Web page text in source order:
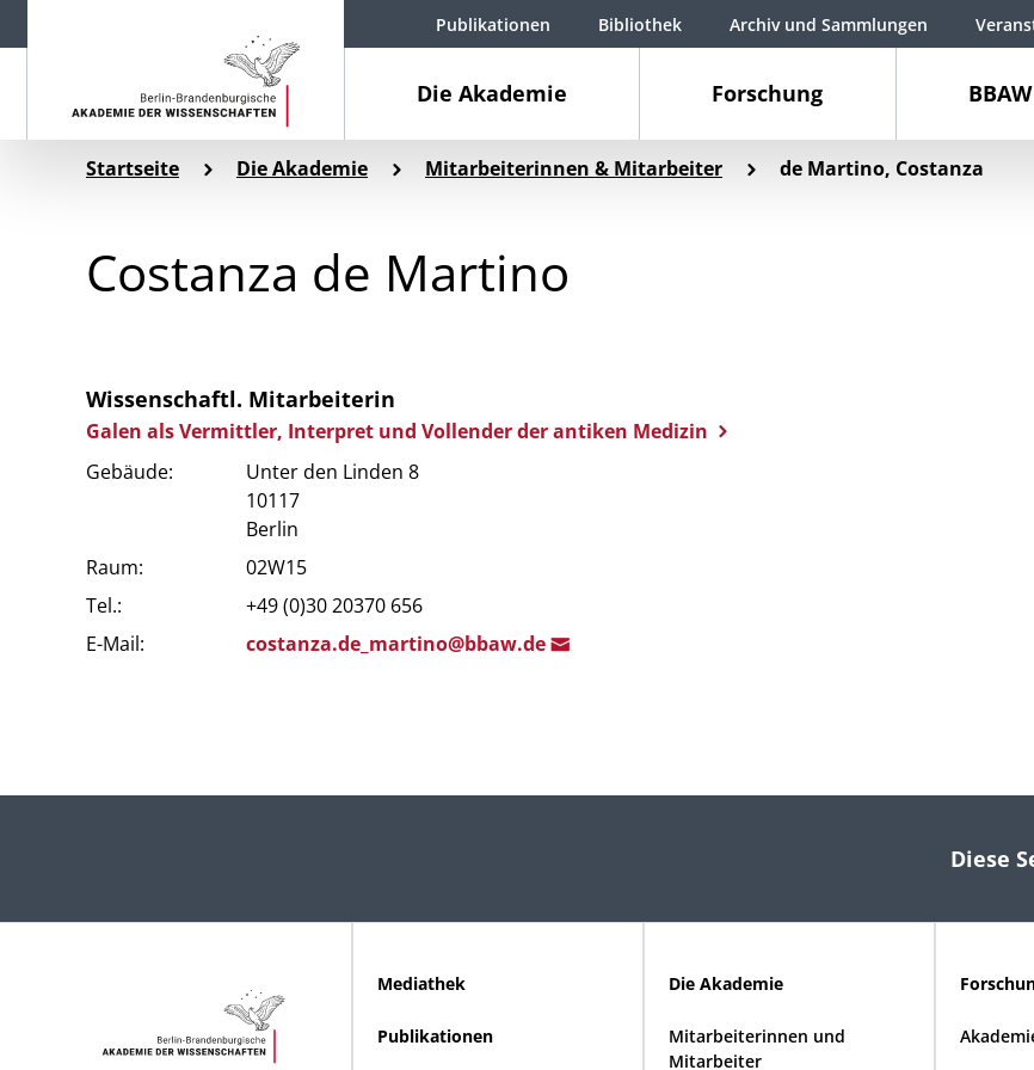
Die Akademie Forschung
Publikationen Bibliothek Archiv und Sammlungen
Startseite Die Akademie Mitarbeiterinnen & Mitarbeiter de Martino, Costanza
Costanza de Martino
Wissenschaftl. Mitarbeiterin
Galen als Vermittler, Interpret und Vollender der antiken Medizin
Gebäude:
Unter den Linden 8
10117
Berlin
Raum:
02W15
Tel.:
+49 (0)30 20370 656
E-Mail:
costanza.de_martino@bbaw.de
Diese
Mediathek
Publikationen
Die Akademie
Mitarbeiterinnen und
Mitarbeiter